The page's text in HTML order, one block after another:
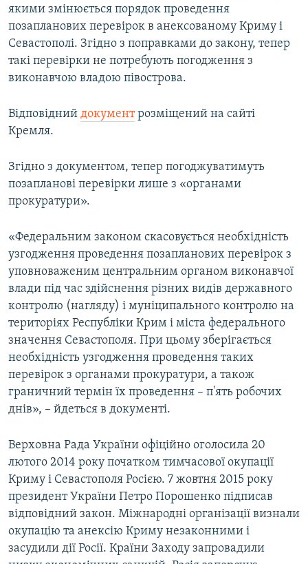
якими змінюється порядок проведення
позапланових перевірок в анексованому Криму і
Севастополі. Згідно з поправками до закону, тепер
такі перевірки не потребують погодження з
виконавчою владою півострова.
Відповідний документрозміщений на сайті
Кремля.
Згідно з документом, тепер погоджуватимуть
позапланові перевірки лише з «органами
прокуратури».
«Федеральним законом скасовується необхідність
узгодження проведення позапланових перевірок з
уповноваженим центральним органом виконавчої
влади під час здійснення різних видів державного
контролю (нагляду) і муніципального контролю на
територіях Республіки Крим і міста федерального
значення Севастополя. При цьому зберігається
необхідність узгодження проведення таких
перевірок з органами прокуратури, а також
граничний термін їх проведення – п'ять робочих
днів», – йдеться в документі.
Верховна Рада України офіційно оголосила 20
лютого 2014 року початком тимчасової окупації
Криму і Севастополя Росією. 7 жовтня 2015 року
президент України Петро Порошенко підписав
відповідний закон. Міжнародні організації визнали
окупацію та анексію Криму незаконними і
засудили дії Росії. Країни Заходу запровадили